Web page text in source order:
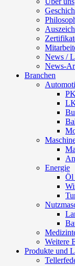
News /
News-
Branchen
Energie
Öl
Weitere
Produkte und